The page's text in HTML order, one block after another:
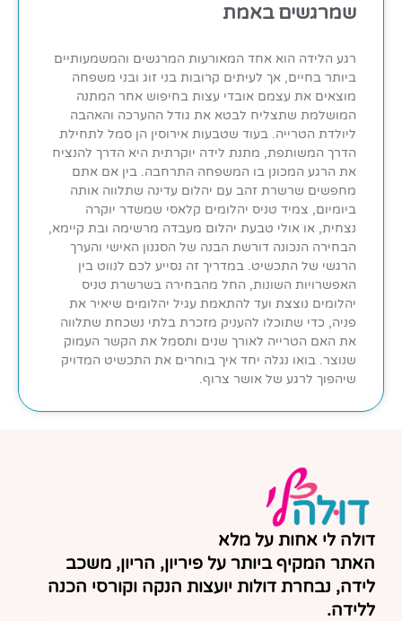
שמרגשים באמת
רגע הלידה הוא אחד המאורעות המרגשים והמשמעותיים
ביותר בחיים, אך לעיתים קרובות בני זוג ובני משפחה
מוצאים את עצמם אובדי עצות בחיפוש אחר המתנה
המושלמת שתצליח לבטא את גודל ההערכה והאהבה
ליולדת הטרייה. בעוד שטבעות אירוסין הן סמל לתחילת
הדרך המשותפת, מתנת לידה יוקרתית היא הדרך להנציח
את הרגע המכונן בו המשפחה התרחבה. בין אם אתם
מחפשים שרשרת זהב עם יהלום עדינה שתלווה אותה
ביומיום, צמיד טניס יהלומים קלאסי שמשדר יוקרה
נצחית, או אולי טבעת יהלום מעבדה מרשימה ובת קיימא,
הבחירה הנכונה דורשת הבנה של הסגנון האישי והערך
הרגשי של התכשיט. במדריך זה נסייע לכם לנווט בין
האפשרויות השונות, החל מהבחירה בשרשרת טניס
יהלומים נוצצת ועד להתאמת עגיל יהלומים שיאיר את
פניה, כדי שתוכלו להעניק מזכרת בלתי נשכחת שתלווה
את האם הטרייה לאורך שנים ותסמל את הקשר העמוק
שנוצר. בואו נגלה יחד איך בוחרים את התכשיט המדויק
שיהפוך לרגע של אושר צרוף.
דולה לי אחות על מלא
האתר המקיף ביותר על פיריון, הריון, משכב
לידה, נבחרת דולות יועצות הנקה וקורסי הכנה
ללידה.